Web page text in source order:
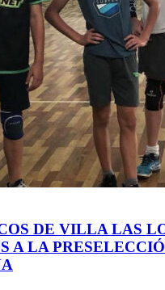
DE VILLA LAS
A LA